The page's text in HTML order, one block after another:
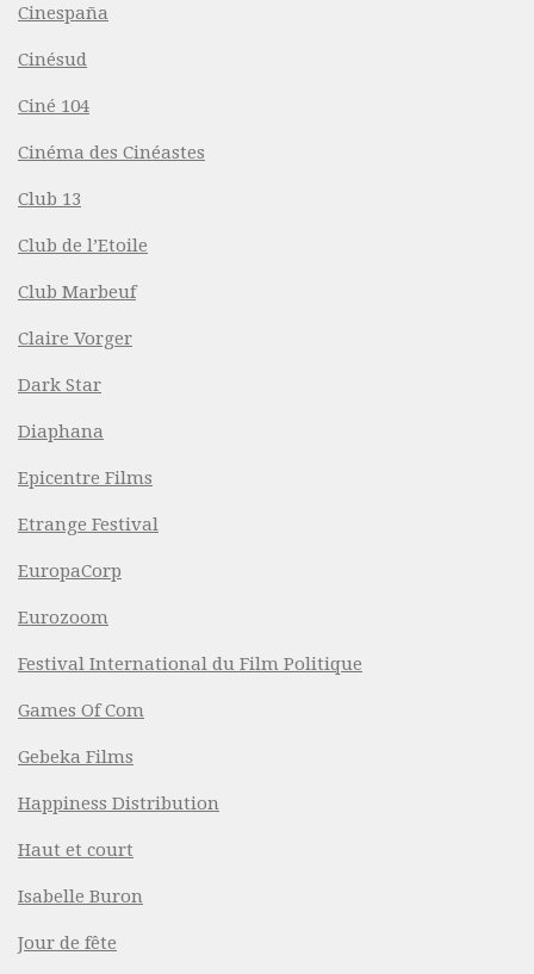
Cinespaña
Cinésud
Ciné 104
Cinéma des Cinéastes
Club 13
Club de l’Etoile
Club Marbeuf
Claire Vorger
Dark Star
Diaphana
Epicentre Films
Etrange Festival
EuropaCorp
Eurozoom
Festival International du Film Politique
Games Of Com
Gebeka Films
Happiness Distribution
Haut et court
Isabelle Buron
Jour de fête